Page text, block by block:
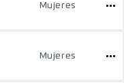
Mujeres
Mujeres